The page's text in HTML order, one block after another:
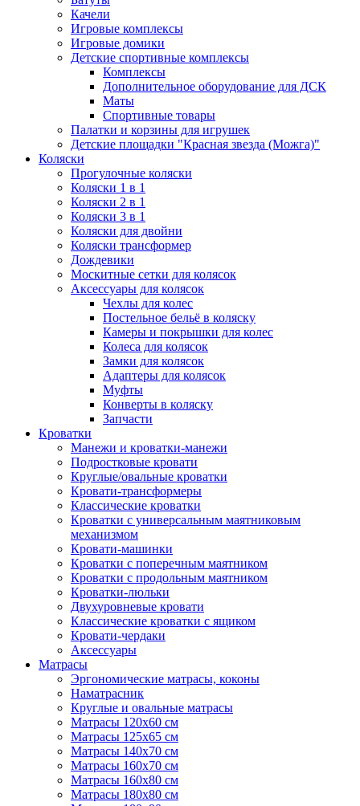
Качели
Игровые комплексы
Игровые домики
Детские спортивные комплексы
Комплексы
Дополнительное оборудование для ДСК
Маты
Спортивные товары
Палатки и корзины для игрушек
Детские площадки "Красная звезда (Можга)"
Коляски
Прогулочные коляски
Коляски 1 в 1
Коляски 2 в 1
Коляски 3 в 1
Коляски для двойни
Коляски трансформер
Дождевики
Москитные сетки для колясок
Аксессуары для колясок
Чехлы для колес
Постельное бельё в коляску
Камеры и покрышки для колес
Колеса для колясок
Замки для колясок
Адаптеры для колясок
Муфты
Конверты в коляску
Запчасти
Кроватки
Манежи и кроватки-манежи
Подростковые кровати
Круглые/овальные кроватки
Кровати-трансформеры
Классические кроватки
Кроватки с универсальным маятниковым
механизмом
Кровати-машинки
Кроватки с поперечным маятником
Кроватки с продольным маятником
Кроватки-люльки
Двухуровневые кровати
Классические кроватки с ящиком
Кровати-чердаки
Аксессуары
Матрасы
Эргономические матрасы, коконы
Наматрасник
Круглые и овальные матрасы
Матрасы 120х60 см
Матрасы 125х65 см
Матрасы 140х70 см
Матрасы 160х70 см
Матрасы 160х80 см
Матрасы 180х80 см